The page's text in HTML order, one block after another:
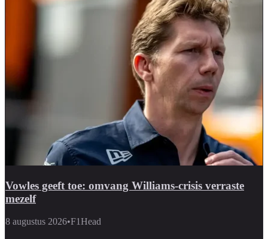
Vowles geeft toe: omvang Williams-crisis verraste
mezelf
8 augustus 2026•F1Head